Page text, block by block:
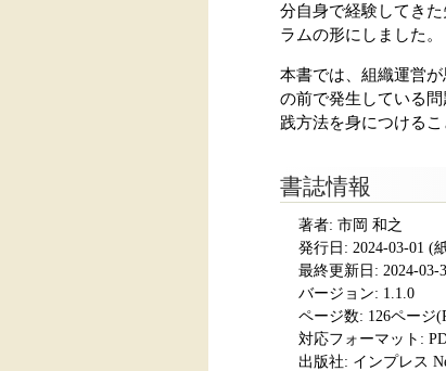
分自身で経験してき
ラムの形にしました。
本書では、組織運営
の前で発生している
践方法を身につけるこ
書誌情報
著者: 市岡 和之
発行日: 2024-03-01 (
最終更新日: 2024-03-
バージョン: 1.1.0
ページ数: 126ページ
対応フォーマット:
出版社: インプレス